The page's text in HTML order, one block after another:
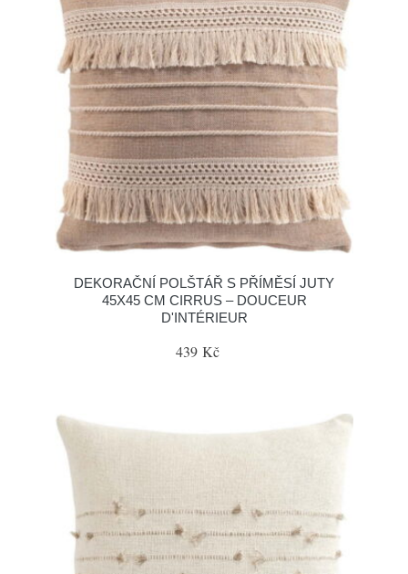
DEKORAČNÍ POLŠTÁŘ S PŘÍMĚSÍ JUTY
45X45 CM CIRRUS – DOUCEUR
D'INTÉRIEUR
439 Kč